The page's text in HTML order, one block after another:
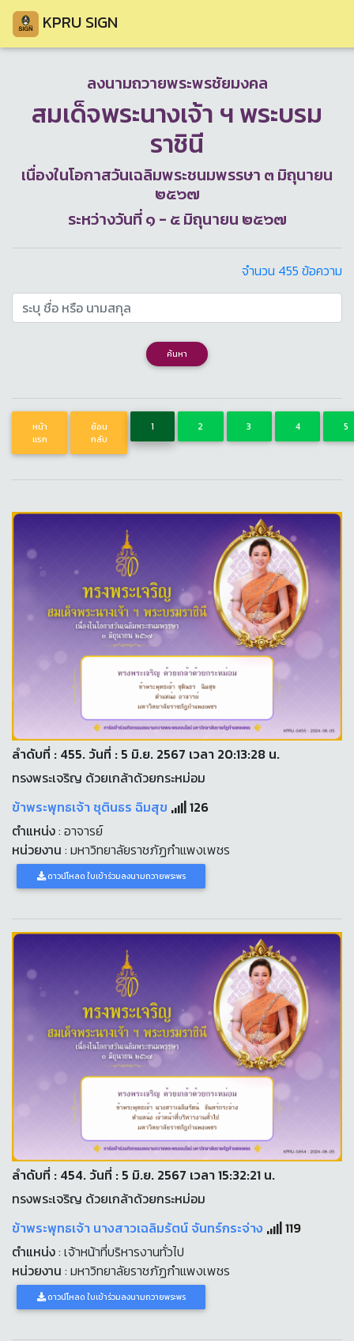
KPRU SIGN
ลงนามถวายพระพรชัยมงคล
สมเด็จพระนางเจ้า ฯ พระบรม
ราชินี
เนื่องในโอกาสวันเฉลิมพระชนมพรรษา ๓ มิถุนายน
๒๕๖๗
ระหว่างวันที่ ๑ - ๕ มิถุนายน ๒๕๖๗
จำนวน 455 ข้อความ
ค้นหา
หน้า
แรก
ย้อน
กลับ
1 2 3 4 5
ลำดับที่ : 455. วันที่ : 5 มิ.ย. 2567 เวลา 20:13:28 น.
ทรงพระเจริญ ด้วยเกล้าด้วยกระหม่อม
ข้าพระพุทธเจ้า ชุตินธร ฉิมสุข
126
ตำแหน่ง: อาจารย์
หน่วยงาน : มหาวิทยาลัยราชภัฏกำแพงเพชร
ดาวน์โหลด ใบเข้าร่วมลงนามถวายพระพร
ลำดับที่ : 454. วันที่ : 5 มิ.ย. 2567 เวลา 15:32:21 น.
ทรงพระเจริญ ด้วยเกล้าด้วยกระหม่อม
ข้าพระพุทธเจ้า นางสาวเฉลิมรัตน์ จันทร์กระจ่าง
119
ตำแหน่ง: เจ้าหน้าที่บริหารงานทั่วไป
หน่วยงาน : มหาวิทยาลัยราชภัฏกำแพงเพชร
ดาวน์โหลด ใบเข้าร่วมลงนามถวายพระพร